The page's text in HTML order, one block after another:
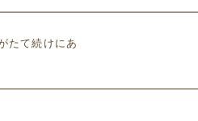
たて続けにあ